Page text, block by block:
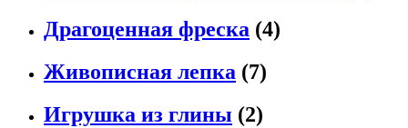
Драгоценная фреска (4)
Живописная лепка (7)
Игрушка из глины (2)